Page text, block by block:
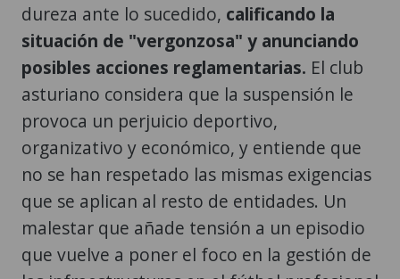
dureza ante lo sucedido, calificando la
situación de "vergonzosa" y anunciando
posibles acciones reglamentarias. El club
asturiano considera que la suspensión le
provoca un perjuicio deportivo,
organizativo y económico, y entiende que
no se han respetado las mismas exigencias
que se aplican al resto de entidades. Un
malestar que añade tensión a un episodio
que vuelve a poner el foco en la gestión de